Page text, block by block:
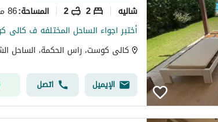
شاليه 2
2 المساحة:86 متر مربع
كالى كوست، راس الحكمة، الساحل
الإيميل اتصل